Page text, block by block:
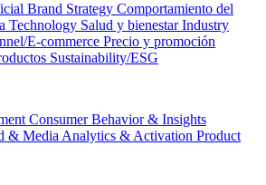
Brand Strategy Comportamiento del
Technology Salud y bienestar Industry
E-commerce Precio y promoción
Sustainability/ESG
Consumer Behavior & Insights
& Media Analytics & Activation Product